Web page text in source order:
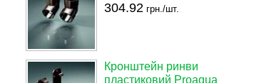
304.92 грн./шт.
Кронштейн ринви
пластиковий Proaqua